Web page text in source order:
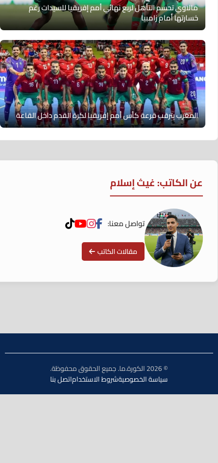
مالاوي تحسم التأهل لربع نهائي أمم إفريقيا للسيدات رغم
خسارتها أمام زامبيا
المغرب يترقب قرعة كأس أمم إفريقيا لكرة القدم داخل القاعة
عن الكاتب: غيث إسلام
تواصل معنا:
مقالات الكاتب
سياسة الخصوصيةشروط الاستخداماتصل بنا